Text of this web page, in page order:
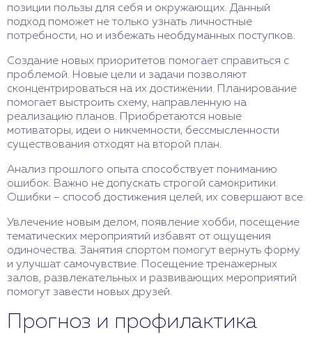
позиции пользы для себя и окружающих. Данный
подход поможет не только узнать личностные
потребности, но и избежать необдуманных поступков.
Создание новых приоритетов помогает справиться с
проблемой. Новые цели и задачи позволяют
сконцентрироваться на их достижении. Планирование
помогает выстроить схему, направленную на
реализацию планов. Приобретаются новые
мотиваторы, идеи о никчемности, бессмысленности
существования отходят на второй план.
Анализ прошлого опыта способствует пониманию
ошибок. Важно не допускать строгой самокритики.
Ошибки – способ достижения целей, их совершают все.
Увлечение новым делом, появление хобби, посещение
тематических мероприятий избавят от ощущения
одиночества. Занятия спортом помогут вернуть форму
и улучшат самочувствие. Посещение тренажерных
залов, развлекательных и развивающих мероприятий
помогут завести новых друзей.
Прогноз и профилактика